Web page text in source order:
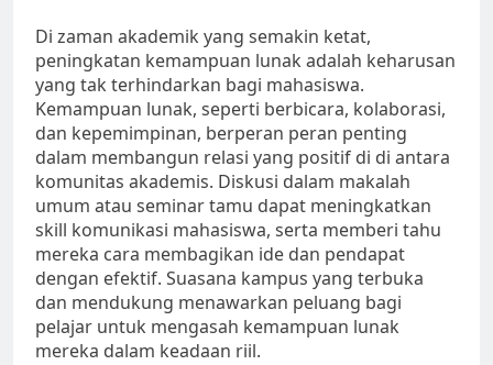
Di zaman akademik yang semakin ketat,
peningkatan kemampuan lunak adalah keharusan
yang tak terhindarkan bagi mahasiswa.
Kemampuan lunak, seperti berbicara, kolaborasi,
dan kepemimpinan, berperan peran penting
dalam membangun relasi yang positif di di antara
komunitas akademis. Diskusi dalam makalah
umum atau seminar tamu dapat meningkatkan
skill komunikasi mahasiswa, serta memberi tahu
mereka cara membagikan ide dan pendapat
dengan efektif. Suasana kampus yang terbuka
dan mendukung menawarkan peluang bagi
pelajar untuk mengasah kemampuan lunak
mereka dalam keadaan riil.